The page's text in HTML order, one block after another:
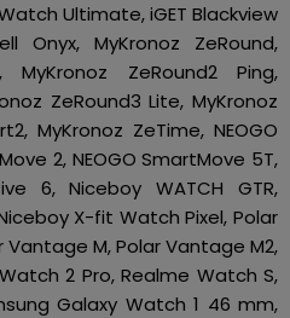
Ultimate, iGET Blackview
Onyx, MyKronoz ZeRound,
MyKronoz ZeRound2 Ping,
ZeRound3 Lite, MyKronoz
MyKronoz ZeTime, NEOGO
2, NEOGO SmartMove 5T,
6, Niceboy WATCH GTR,
X-fit Watch Pixel, Polar
Vantage M, Polar Vantage M2,
2 Pro, Realme Watch S,
Galaxy Watch 1 46 mm,